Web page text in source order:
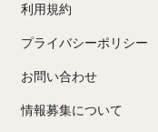
利用規約
プライバシーポリシー
お問い合わせ
情報募集について